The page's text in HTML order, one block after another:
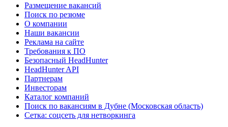
Размещение вакансий
Поиск по резюме
О компании
Наши вакансии
Реклама на сайте
Требования к ПО
Безопасный HeadHunter
HeadHunter API
Партнерам
Инвесторам
Каталог компаний
Поиск по вакансиям в Дубне (Московская область)
Сетка: соцсеть для нетворкинга